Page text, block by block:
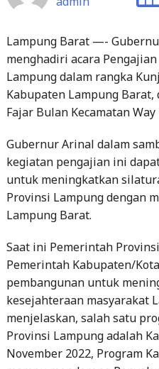
Lampung dalam rangka
Kabupaten Lampung Barat,
Fajar Bulan Kecamatan
Gubernur Arinal dalam
kegiatan pengajian ini
untuk meningkatkan
Provinsi Lampung dengan
Lampung Barat.
Saat ini Pemerintah
Pemerintah Kabupaten/
pembangunan untuk
kesejahteraan masyarakat
menjelaskan, salah satu
Provinsi Lampung adalah
November 2022, Program
mampu mendorong
(KUR) mencapai Rp.452,54